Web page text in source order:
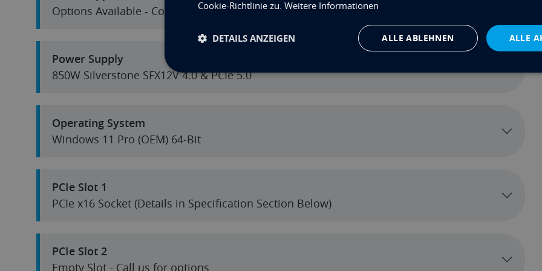
Options Available - Contact us for a Quotation
Power Supply
850W Silverstone SFX12V 4.0 & PCIe 5.0
Operating System
Windows 11 Pro (OEM) 64-Bit
PCIe Slot 1
PCIe x16 Socket (Details in Specification Section Below)
PCIe Slot 2
Empty Slot - Call us for options
Cookie-Richtlinie zu. Weitere Informationen
ALLE
ALLE ABLEHNEN
DETAILS ANZEIGEN